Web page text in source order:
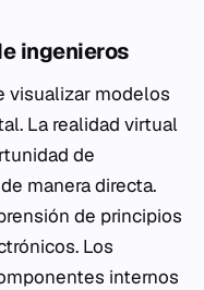
ingenieros
visualizar modelos
La realidad virtual
de
manera directa.
de principios
Los
internos